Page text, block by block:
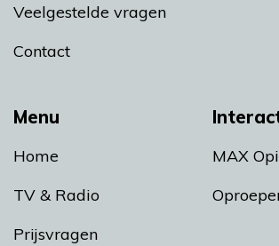
Menu
Home
TV & Radio
Prijsvragen
MAX
Veelgestelde vragen
Contact